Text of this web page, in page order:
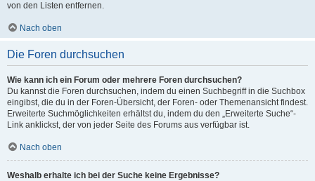
von den Listen entfernen.
Nach oben
Die Foren durchsuchen
Wie kann ich ein Forum oder mehrere Foren durchsuchen?
Du kannst die Foren durchsuchen, indem du einen Suchbegriff in die Suchbox
eingibst, die du in der Foren-Übersicht, der Foren- oder Themenansicht findest.
Erweiterte Suchmöglichkeiten erhältst du, indem du den „Erweiterte Suche“-
Link anklickst, der von jeder Seite des Forums aus verfügbar ist.
Nach oben
Weshalb erhalte ich bei der Suche keine Ergebnisse?